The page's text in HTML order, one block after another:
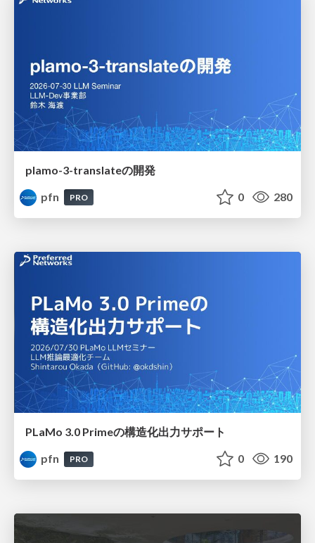
plamo-3-translateの開発
pfn
PRO 0 280
PLaMo 3.0 Primeの構造化出力サポート
pfn
PRO 0 190